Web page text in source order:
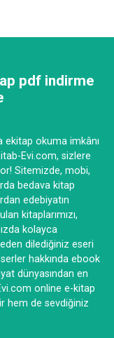
pdf indirme
ekitap okuma imkânı
Evi.com, sizlere
Sitemizde, mobi,
bedava kitap
edebiyatın
kitaplarımızı,
kolayca
dilediğiniz eseri
hakkında ebook
dünyasından en
online e-kitap
hem de sevdiğiniz